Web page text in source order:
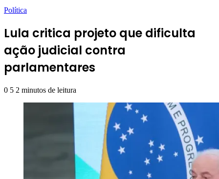
Política
Lula critica projeto que dificulta
ação judicial contra
parlamentares
0 5 2 minutos de leitura